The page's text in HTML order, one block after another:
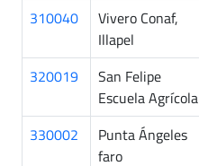
310040
Vivero Conaf,
Illapel
320019
San Felipe
Escuela Agrícola
330002
Punta Ángeles
faro